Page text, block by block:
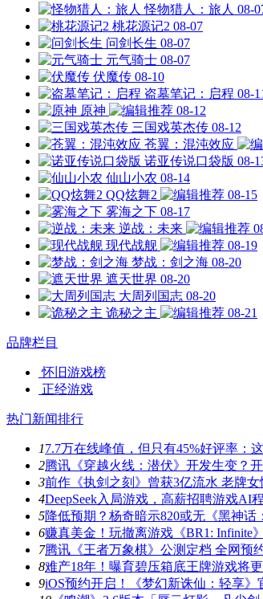
怪物猎人：旅人 08-
桃花源记2 08-07
问剑长生 08-07
元气骑士 08-07
伏魔传 08-10
盗墓笔记：启程 08-
原神
08-12
三国戏英杰传 08-12
苍翼：混沌效应
诺亚传说口袋版 08-
仙山小农 08-14
QQ炫舞2
08-15
雾海之下 08-17
逆战：未来
现代战舰
08-19
梦战：剑之海 08-20
遮天世界 08-20
大周列国志 08-20
诡秘之主
08-21
品牌栏目
怀旧游戏榜
正经游戏
热门新闻排行
17.7万在线峰值，但只有45%好评率：
2腾讯《穿越火线：潜伏》开发生变？
3前作《执剑之刻》曾获3亿流水 老牌
4DeepSeek入局游戏，高薪招聘游戏AI
5降低预期？杨奇暗示820或无《黑神话
6赚真美金！玩撤离游戏《BR1: Infinite
7腾讯《王者万象棋》公测定档 全网预
8难产18年！曝育碧压箱底王牌游戏将
9iOS预约开启！《梦幻新诛仙：轻享》